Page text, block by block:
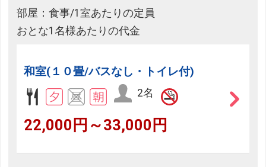
部屋：食事/1室あたりの定員
おとな1名様あたりの代金
和室(１０畳/バスなし・トイレ付)
2名
22,000円～33,000円